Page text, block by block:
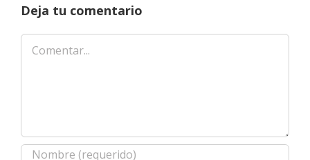
Deja tu comentario
Comentar